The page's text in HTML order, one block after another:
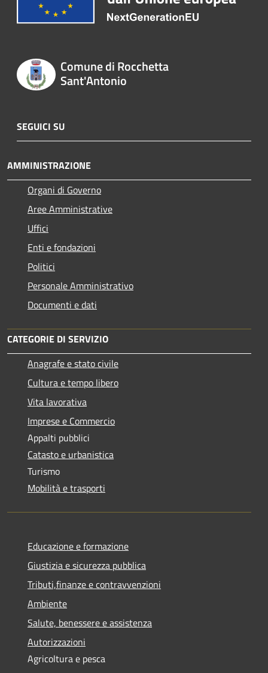
Comune di Rocchetta
Sant'Antonio
SEGUICI SU
AMMINISTRAZIONE
Organi di Governo
Aree Amministrative
Uffici
Enti e fondazioni
Politici
Personale Amministrativo
Documenti e dati
CATEGORIE DI SERVIZIO
Anagrafe e stato civile
Cultura e tempo libero
Vita lavorativa
Imprese e Commercio
Appalti pubblici
Catasto e urbanistica
Turismo
Mobilità e trasporti
Educazione e formazione
Giustizia e sicurezza pubblica
Tributi,finanze e contravvenzioni
Ambiente
Salute, benessere e assistenza
Autorizzazioni
Agricoltura e pesca